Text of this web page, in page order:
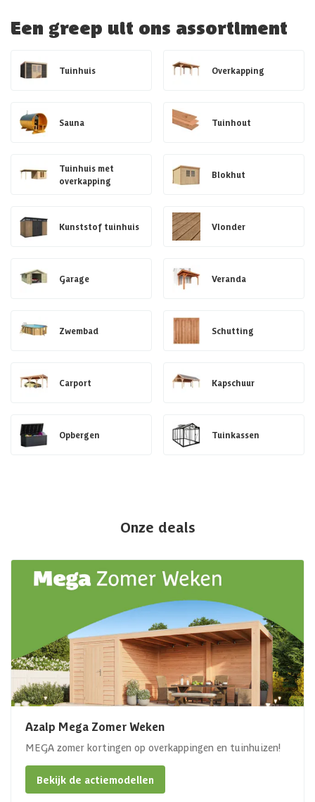
Een greep uit ons assortiment
Tuinhuis Overkapping
Sauna Tuinhout
Tuinhuis met
overkapping
Blokhut
Kunststof tuinhuis Vlonder
Garage Veranda
Zwembad Schutting
Carport Kapschuur
Opbergen Tuinkassen
Onze deals
Azalp Mega Zomer Weken
MEGA zomer kortingen op overkappingen en tuinhuizen!
Bekijk de actiemodellen